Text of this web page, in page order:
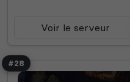
Voir le serveur
#28